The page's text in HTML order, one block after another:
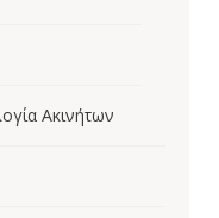
Ακινήτων